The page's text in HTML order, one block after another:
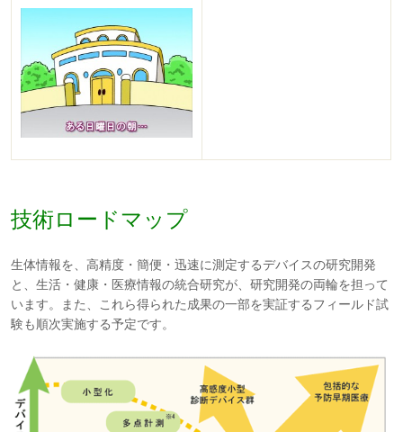
技術ロードマップ
生体情報を、高精度・簡便・迅速に測定するデバイスの研究開発
と、生活・健康・医療情報の統合研究が、研究開発の両輪を担って
います。また、これら得られた成果の一部を実証するフィールド試
験も順次実施する予定です。